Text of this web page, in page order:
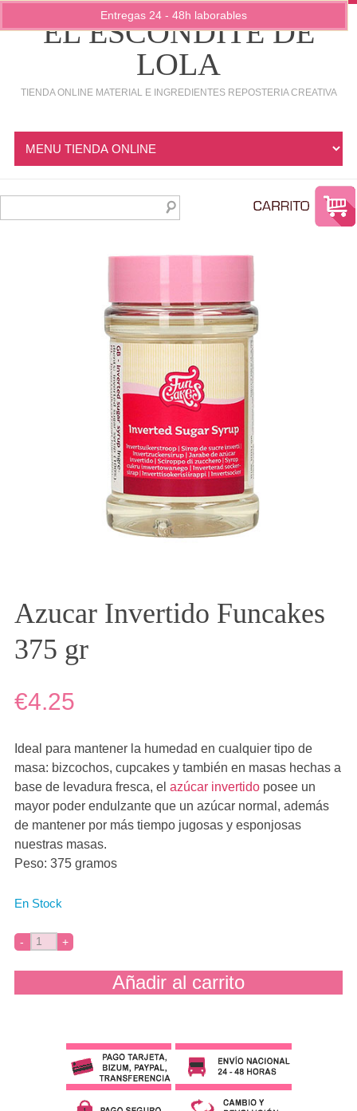
EL ESCONDITE DE
LOLA
TIENDA ONLINE MATERIAL E INGREDIENTES REPOSTERIA CREATIVA
Azucar Invertido Funcakes
375 gr
€4.25
Ideal para mantener la humedad en cualquier tipo de
masa: bizcochos, cupcakes y también en masas hechas a
base de levadura fresca, el azúcar invertidoposee un
mayor poder endulzante que un azúcar normal, además
de mantener por más tiempo jugosas y esponjosas
nuestras masas.
Peso: 375 gramos
En Stock
Añadir al carrito
Entregas 24 - 48h laborables